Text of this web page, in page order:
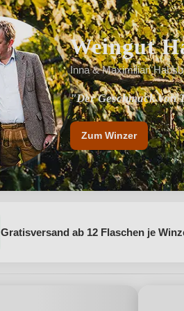
Weingut
Inna & Maximilian
"Der Geschmack von
"Handverlesen und
Zum Winzer
Gratisversand ab 12 Flaschen je